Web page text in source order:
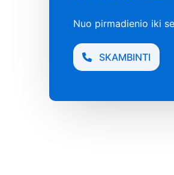
Nuo pirmadienio iki
SKAMBINTI